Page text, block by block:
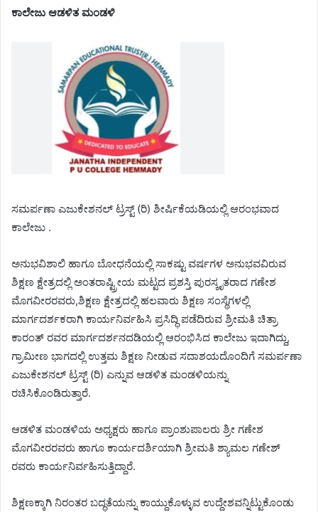
ಕಾಲೇಜು ಆಡಳಿತ ಮಂಡಳಿ
ಸಮರ್ಪಣಾ ಎಜುಕೇಶನಲ್ ಟ್ರಸ್ಟ್‌ (ರಿ) ಶೀರ್ಷಿಕೆಯಡಿಯಲ್ಲಿ ಆರಂಭವಾದ
ಕಾಲೇಜು‌ .
ಅನುಭವಿಶಾಲಿ ಹಾಗೂ ಬೋಧನೆಯಲ್ಲಿ ಸಾಕಷ್ಟು ವರ್ಷಗಳ ಅನುಭವವಿರುವ
ಶಿಕ್ಷಣ ಕ್ಷೇತ್ರದಲ್ಲಿ ಅಂತರಾಷ್ಟ್ರೀಯ ಮಟ್ಟದ ಪ್ರಶಸ್ತಿ ಪುರಸ್ಕೃತರಾದ ಗಣೇಶ
ಮೊಗವೀರರವರು,ಶಿಕ್ಷಣ ಕ್ಷೇತ್ರದಲ್ಲಿ ಹಲವಾರು ಶಿಕ್ಷಣ ಸಂಸ್ಥೆಗಳಲ್ಲಿ
ಮಾರ್ಗದರ್ಶಕರಾಗಿ ಕಾರ್ಯನಿರ್ವಹಿಸಿ ಪ್ರಸಿದ್ಧಿ ಪಡೆದಿರುವ ಶ್ರೀಮತಿ ಚಿತ್ರಾ
ಕಾರಂತ್ ರವರ ಮಾರ್ಗದರ್ಶನದಡಿಯಲ್ಲಿ ಆರಂಭಿಸಿದ ಕಾಲೇಜು ಇದಾಗಿದ್ದು,
ಗ್ರಾಮೀಣ ಭಾಗದಲ್ಲಿ ಉತ್ತಮ ಶಿಕ್ಷಣ ನೀಡುವ ಸದಾಶಯದೊಂದಿಗೆ ಸಮರ್ಪಣಾ
ಎಜುಕೇಶನಲ್ ಟ್ರಸ್ಟ್ (ರಿ) ಎನ್ನುವ ಆಡಳಿತ ಮಂಡಳಿಯನ್ನು
ರಚಿಸಿಕೊಂಡಿರುತ್ತಾರೆ.
ಆಡಳಿತ ಮಂಡಳಿಯ ಅಧ್ಯಕ್ಷರು ಹಾಗೂ ಪ್ರಾಂಶುಪಾಲರು ಶ್ರೀ ಗಣೇಶ
ಮೊಗವೀರರವರು ಹಾಗೂ ಕಾರ್ಯದರ್ಶಿಯಾಗಿ ಶ್ರೀಮತಿ ಶ್ಯಾಮಲ ಗಣೇಶ್
ರವರು ಕಾರ್ಯನಿರ್ವಹಿಸುತ್ತಿದ್ದಾರೆ.
ಶಿಕ್ಷಣಕ್ಕಾಗಿ ನಿರಂತರ ಬದ್ಧತೆಯನ್ನು ಕಾಯ್ದುಕೊಳ್ಳುವ ಉದ್ದೇಶವನ್ನಿಟ್ಟುಕೊಂಡು